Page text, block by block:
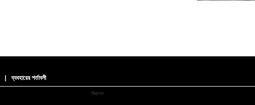
ব্যবহারের শর্তাবলী
বিজ্ঞাপন